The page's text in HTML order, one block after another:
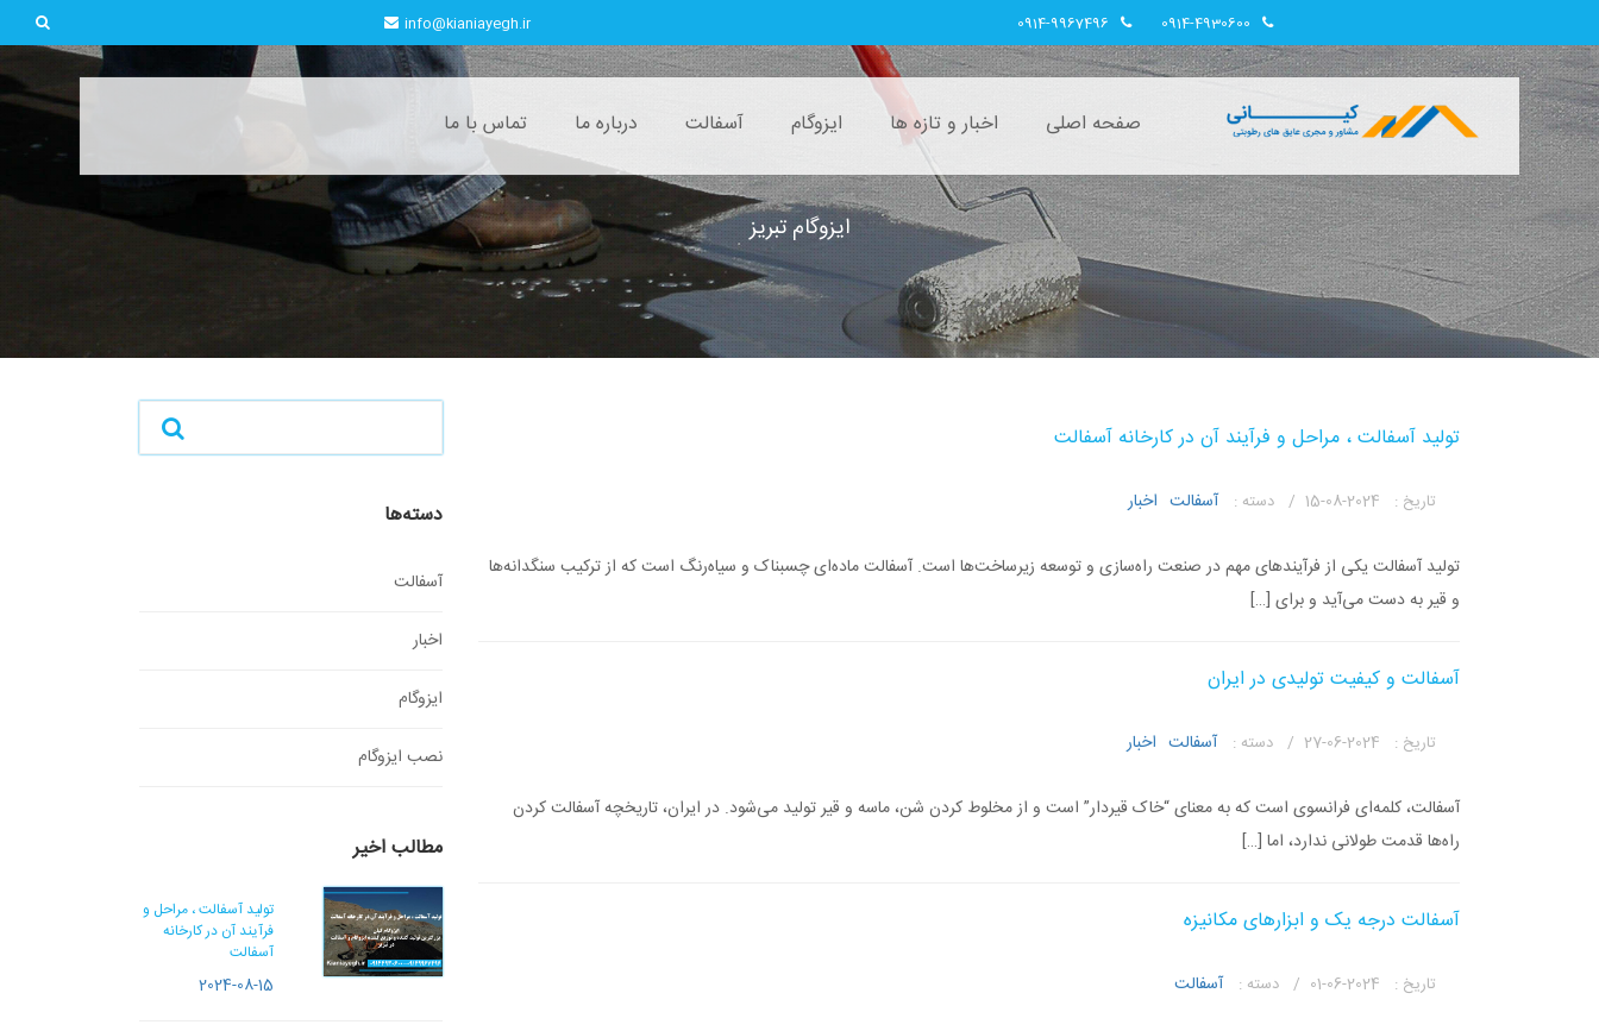
0914-4930600
0914-9967496
info@kianiayegh.ir
صفحه اصلی اخبار و تازه ها ایزوگام آسفالت درباره ما تماس با ما
ایزوگام تبریز
تولید آسفالت ، مراحل و فرآیند آن در کارخانه آسفالت
تاریخ : دسته : آسفالت اخبار
تولید آسفالت یکی از فرآیندهای مهم در صنعت راه‌سازی و توسعه زیرساخت‌ها است. آسفالت ماده‌ای چسبناک و سیاه‌رنگ است که از ترکیب سنگدانه‌ها
و قیر به دست می‌آید و برای […]
آسفالت و کیفیت تولیدی در ایران
تاریخ : دسته : آسفالت اخبار
آسفالت، کلمه‌ای فرانسوی است که به معنای “خاک قیردار” است و از مخلوط کردن شن، ماسه و قیر تولید می‌شود. در ایران، تاریخچه آسفالت کردن
راه‌ها قدمت طولانی ندارد، اما […]
آسفالت درجه یک و ابزارهای مکانیزه
تاریخ : دسته : آسفالت
دسته‌ها
آسفالت
اخبار
ایزوگام
نصب ایزوگام
مطالب اخیر
تولید آسفالت ، مراحل و
فرآیند آن در کارخانه
آسفالت
2024-08-15